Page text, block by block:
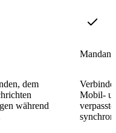
dem
während
Mobil-